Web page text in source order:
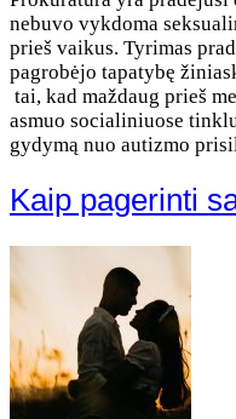
nebuvo vykdoma
prieš vaikus. Tyrimas
pagrobėjo tapatybę
tai, kad maždaug prieš
asmuo socialiniuose
gydymą nuo autizmo
Kaip pagerinti